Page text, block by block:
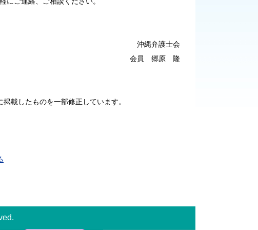
沖縄弁護士会
会員 郷原 隆
載したものを一部修正しています。